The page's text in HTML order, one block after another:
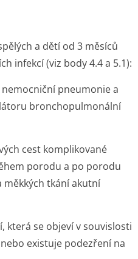
a dětí od 3 měsíců
infekcí (viz body 4.4 a 5.1):
pneumonie a
bronchopulmonální
cest komplikované
porodu a po porodu
měkkých tkání akutní
která se objeví v souvislosti
existuje podezření na